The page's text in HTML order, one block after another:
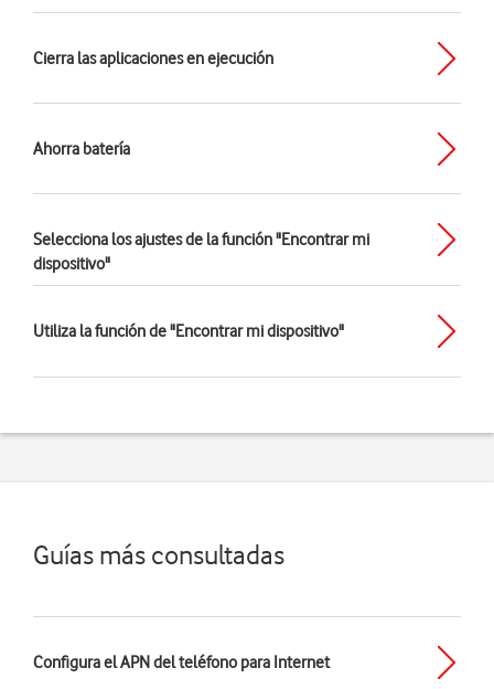
Cierra las aplicaciones en ejecución
Ahorra batería
Selecciona los ajustes de la función "Encontrar mi
dispositivo"
Utiliza la función de "Encontrar mi dispositivo"
Guías más consultadas
Configura el APN del teléfono para Internet